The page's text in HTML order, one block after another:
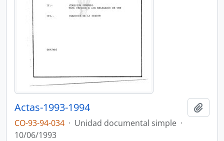
Actas-1993-1994
CO-93-94-034 · Unidad documental simple ·
10/06/1993